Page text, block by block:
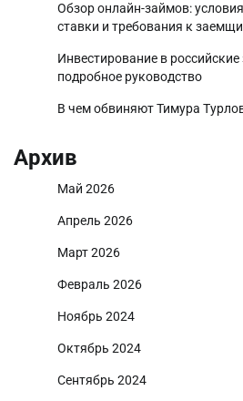
Обзор онлайн-займов:
ставки и требования к
Инвестирование в
подробное руководство
В чем обвиняют Тимура
Архив
Май 2026
Апрель 2026
Март 2026
Февраль 2026
Ноябрь 2024
Октябрь 2024
Сентябрь 2024